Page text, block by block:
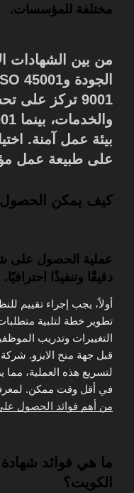
مختلفة للمؤسسات.
9001 تركز
بيئة عمل آمنة.
على طبيعة عمل
كيف يمكن الحصول
عملية الحصول على
دقيقًا وتنفيذًا احترافيًا.
أولاً، يجب إجراء تقييم
تطوير خطة لتلبية
التغييرات وتدريب
لتسريع هذه العملية،
في أقل وقت ممكن.
من أهم فوائد الحصول
ما هي فوائد
الكويت؟